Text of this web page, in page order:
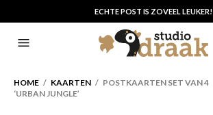
ECHTE POST IS ZOVEEL LEUKER!
HOME / KAARTEN / POSTKAARTEN SET VAN 4
‘URBAN JUNGLE’